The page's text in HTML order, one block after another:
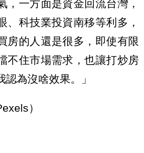
，一方面是資金回流台灣，
、科技業投資南移等利多，
房的人還是很多，即使有限
不住市場需求，也讓打炒房
為沒啥效果。」
）